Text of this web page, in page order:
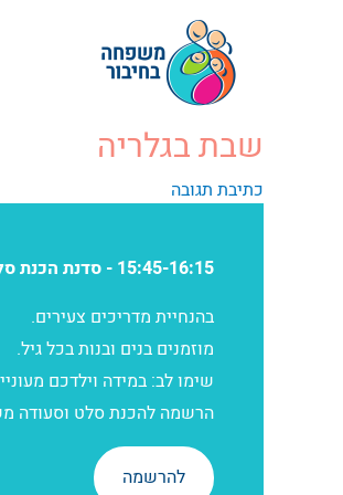
שבת בגלריה
כתיבת תגובה
15:45-16:15 - סדנת הכנת סלט ירקות וסעודה קטנה
בהנחיית מדריכים צעירים.
מוזמנים בנים ובנות בכל גיל.
שימו לב: במידה וילדכם
הרשמה להכנת סלט וסעודה
להרשמה